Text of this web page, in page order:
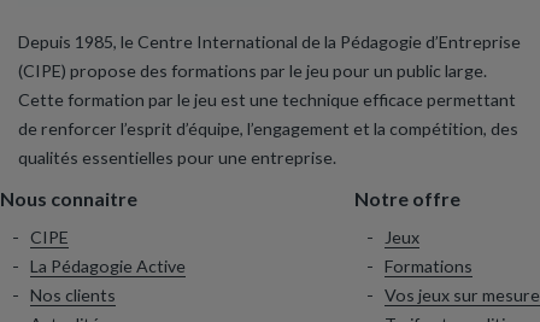
Depuis 1985, le Centre International de la Pédagogie d’Entreprise
(CIPE) propose des formations par le jeu pour un public large.
Cette formation par le jeu est une technique efficace permettant
de renforcer l’esprit d’équipe, l’engagement et la compétition, des
qualités essentielles pour une entreprise.
Nous connaitre
CIPE
La Pédagogie Active
Nos clients
Notre offre
Jeux
Formations
Vos jeux sur mesure